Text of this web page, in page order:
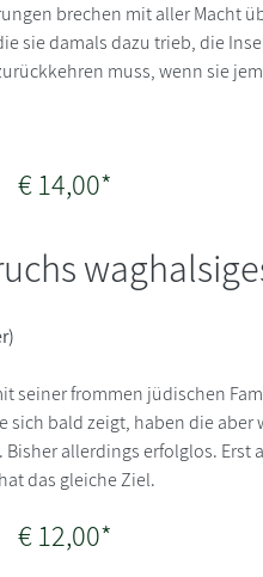
brechen mit aller Macht
sie damals dazu trieb, die
muss, wenn sie
€ 14,00*
seiner frommen jüdischen
sich bald zeigt, haben die
Bisher allerdings erfolglos.
das gleiche Ziel.
€ 12,00*